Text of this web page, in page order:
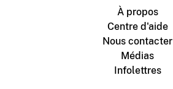
À propos
Centre d'aide
Nous contacter
Médias
Infolettres